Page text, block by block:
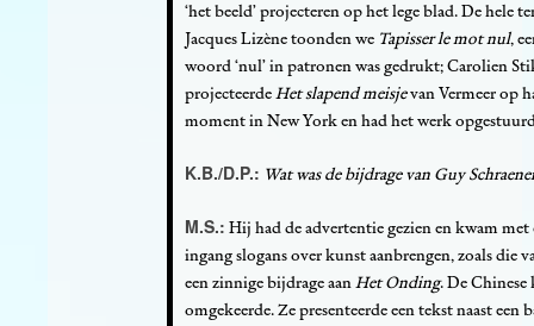
‘het beeld’ projecteren op het lege blad. De
Jacques Lizène toonden we Tapisser le mot nul,
woord ‘nul’ in patronen was gedrukt; Carolien
projecteerdeHet slapend meisjevan Vermeer op
moment in New York en had het werk
K.B./D.P.: Wat was de bijdrage van Guy
M.S.: Hij had de advertentie gezien en kwam
ingang slogans over kunst aanbrengen, zoals die
een zinnige bijdrage aanHet Onding. De Chinese
omgekeerde. Ze presenteerde een tekst naast